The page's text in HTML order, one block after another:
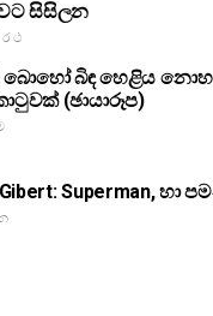
සිසිලන
බිඳ හෙළිය
(ඡායාරූප)
Superman, හා